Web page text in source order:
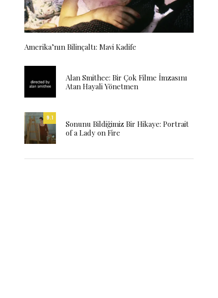
Amerika’nın Bilinçaltı: Mavi Kadife
Alan Smithee: Bir Çok Filme İmzasını
Atan Hayali Yönetmen
9.1
Sonunu Bildiğimiz Bir Hikaye: Portrait
of a Lady on Fire